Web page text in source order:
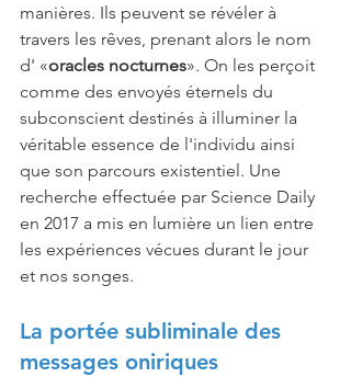
manières. Ils peuvent se révéler à
travers les rêves, prenant alors le nom
d' «oracles nocturnes». On les perçoit
comme des envoyés éternels du
subconscient destinés à illuminer la
véritable essence de l'individu ainsi
que son parcours existentiel. Une
recherche effectuée par Science Daily
en 2017 a mis en lumière un lien entre
les expériences vécues durant le jour
et nos songes.
La portée subliminale des
messages oniriques